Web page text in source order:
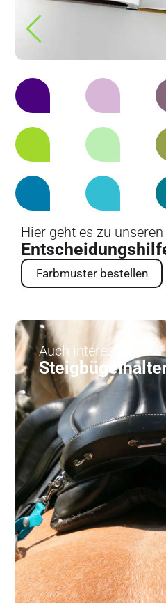
Hier geht es zu
Farbmuster bestellen
Auch interessant?